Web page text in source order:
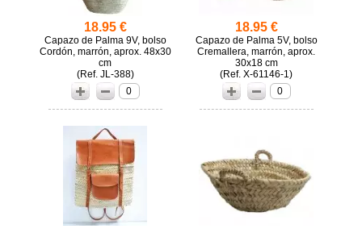
18.95 €
Capazo de Palma 9V, bolso
Cordón, marrón, aprox. 48x30
cm
(
JL-388)
0
18.95 €
Capazo de Palma 5V, bolso
Cremallera, marrón, aprox.
30x18 cm
(
X-61146-1)
0